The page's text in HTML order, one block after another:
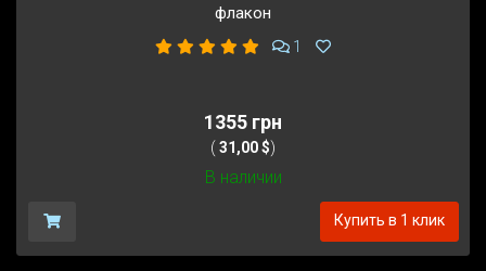
флакон
1
1355 грн
( 31,00 $)
В наличии
Купить в 1 клик